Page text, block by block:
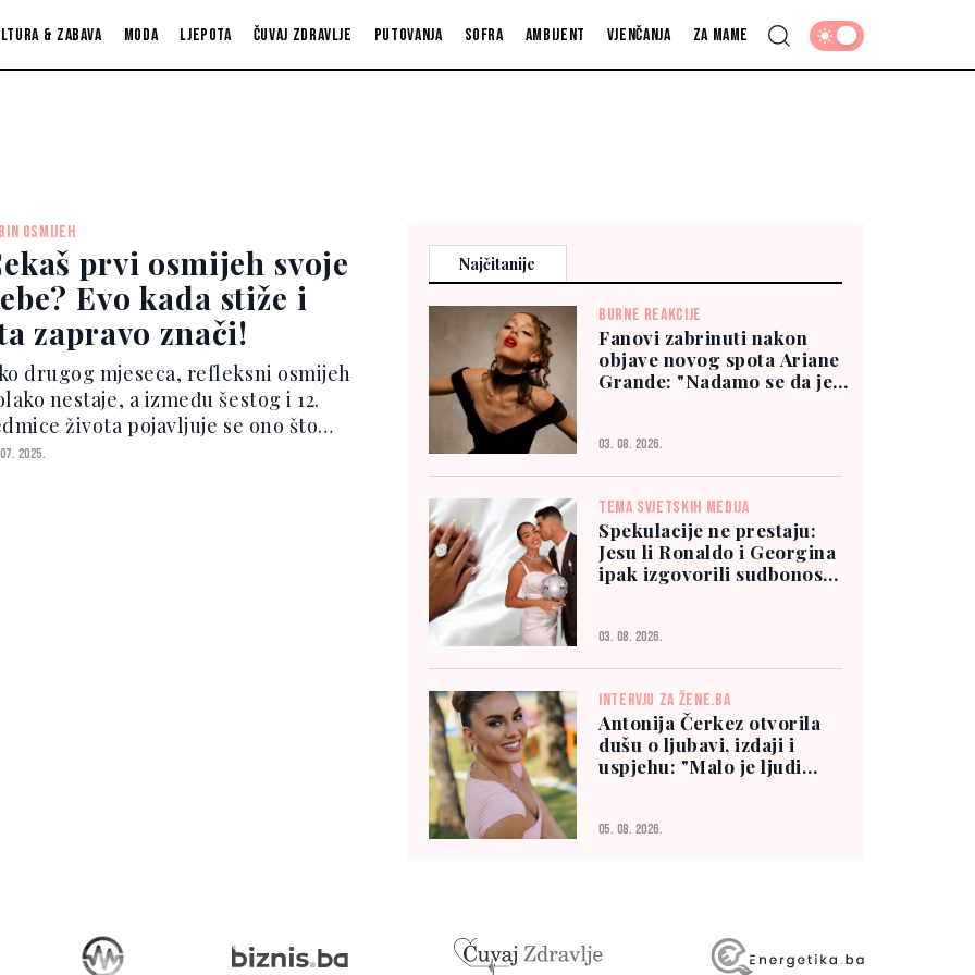
& zabava Moda Ljepota Čuvaj zdravlje Putovanja Sofra Ambijent Vjenčanja Za mame
OSMIJEH
prvi osmijeh svoje
Evo kada stiže i
zapravo znači!
drugog mjeseca, refleksni osmijeh
nestaje, a između šestog i 12.
života pojavljuje se ono što
"pravi osmijeh". To je trenutak
2025.
Najčitanije
BURNE REAKCIJE
Fanovi zabrinuti nakon
objave novog spota Ariane
Grande: "Nadamo se da je
03. 08. 2026.
TEMA SVJETSKIH MEDIJA
Spekulacije ne prestaju:
Jesu li Ronaldo i Georgina
ipak izgovorili sudbonosno
03. 08. 2026.
INTERVJU ZA ŽENE.BA
Antonija Čerkez otvorila
dušu o ljubavi, izdaji i
uspjehu: "Malo je ljudi
05. 08. 2026.